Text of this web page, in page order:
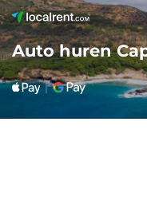
Auto huren